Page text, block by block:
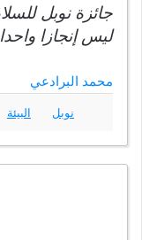
جائزة نوبل
ليس إنجازا
محمد البرادعي
نوبل البيئة